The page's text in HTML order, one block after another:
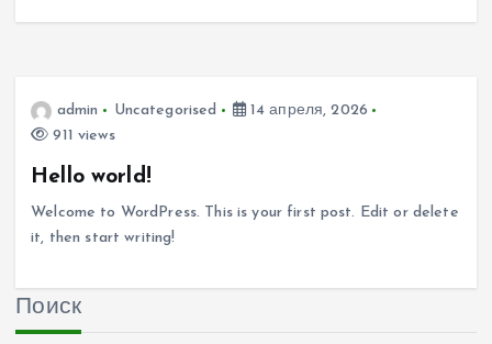
admin Uncategorised
14 апреля, 2026
911 views
Hello world!
Welcome to WordPress. This is your first post. Edit or delete
it, then start writing!
Поиск